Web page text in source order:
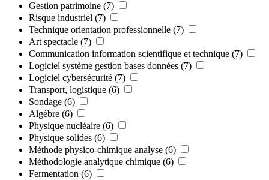
Gestion patrimoine (7)
Risque industriel (7)
Technique orientation professionnelle (7)
Art spectacle (7)
Communication information scientifique et technique (7)
Logiciel système gestion bases données (7)
Logiciel cybersécurité (7)
Transport, logistique (6)
Sondage (6)
Algèbre (6)
Physique nucléaire (6)
Physique solides (6)
Méthode physico-chimique analyse (6)
Méthodologie analytique chimique (6)
Fermentation (6)